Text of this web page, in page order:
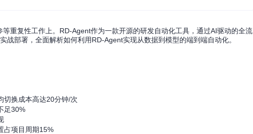
重复性工作上。RD-Agent作为一款开源的研发自动化工具，通过AI驱动的全流
部署，全面解析如何利用RD-Agent实现从数据到模型的端到端自动化。
切换成本高达20分钟/次
足30%
占项目周期15%